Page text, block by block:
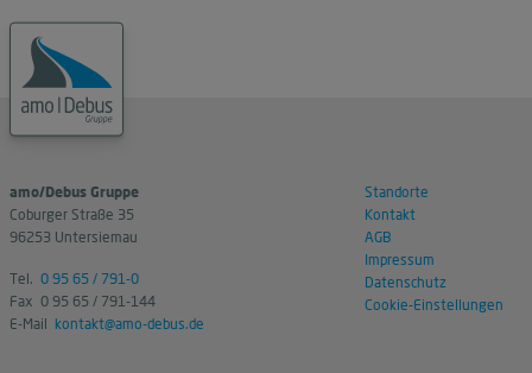
amo/Debus Gruppe
Coburger Straße 35
96253 Untersiemau
Tel. 0 95 65 / 791-0
Fax 0 95 65 / 791-144
E-Mail kontakt@amo-debus.de
Standorte
Kontakt
AGB
Impressum
Datenschutz
Cookie-Einstellungen